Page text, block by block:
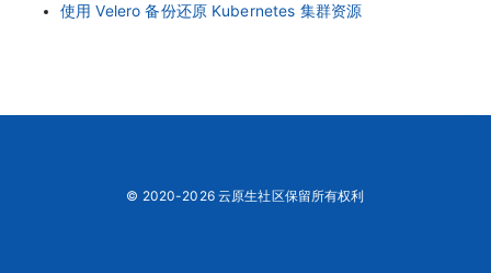
使用 Velero 备份还原 Kubernetes 集群资源
© 2020-2026 云原生社区保留所有权利